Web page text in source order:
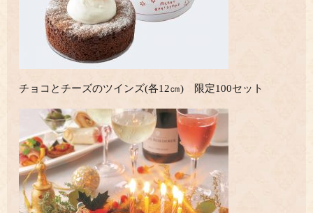
チョコとチーズのツインズ(各12㎝) 限定100セット